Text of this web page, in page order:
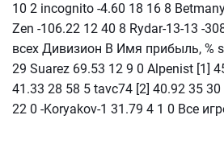
10 2 incognito -4.60 18 16 8
Zen -106.22 12 40 8 Rydar-13-13 -
всех Дивизион В Имя прибыль, %
29 Suarez 69.53 12 9 0 Alpenist [1]
41.33 28 58 5 tavc74 [2] 40.92 35
22 0 -Koryakov-1 31.79 4 1 0 Все